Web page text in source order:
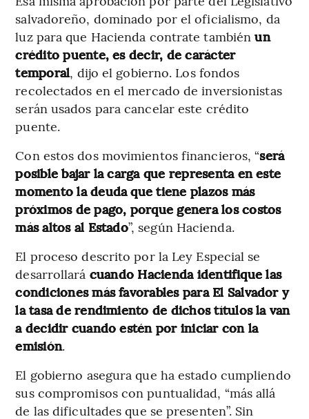
salvadoreño, dominado por el oficialismo, da
luz para que Hacienda contrate también un
crédito puente, es decir, de carácter
temporal, dijo el gobierno. Los fondos
recolectados en el mercado de inversionistas
serán usados para cancelar este crédito
puente.
Con estos dos movimientos financieros, “será
posible bajar la carga que representa en este
momento la deuda que tiene plazos más
próximos de pago, porque genera los costos
más altos al Estado”, según Hacienda.
El proceso descrito por la Ley Especial se
desarrollará cuando Hacienda identifique las
condiciones más favorables para El Salvador y
la tasa de rendimiento de dichos títulos la van
a decidir cuando estén por iniciar con la
emisión.
El gobierno asegura que ha estado cumpliendo
sus compromisos con puntualidad, “más allá
de las dificultades que se presenten”. Sin